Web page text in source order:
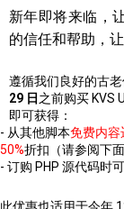
新年即将来临，
的信任和帮助，让
遵循我们良好的古
29 日 之前购买 KVS
即可获得：
- 从其他脚本免费内容
50%折扣（请参阅下
- 订购 PHP 源代码时